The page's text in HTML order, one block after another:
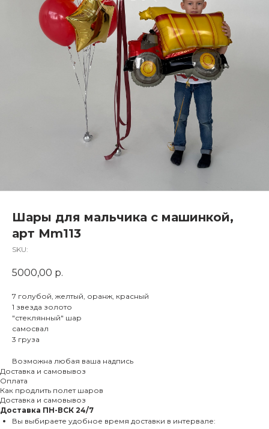
Шары для мальчика с машинкой,
арт Mm113
SKU:
5000,00 р.
7 голубой, желтый, оранж, красный
1 звезда золото
"стеклянный" шар
самосвал
3 груза
Возможна любая ваша надпись
Доставка и самовывоз
Оплата
Как продлить полет шаров
Доставка и самовывоз
Доставка ПН-ВСК 24/7
Вы выбираете удобное время доставки в интервале: